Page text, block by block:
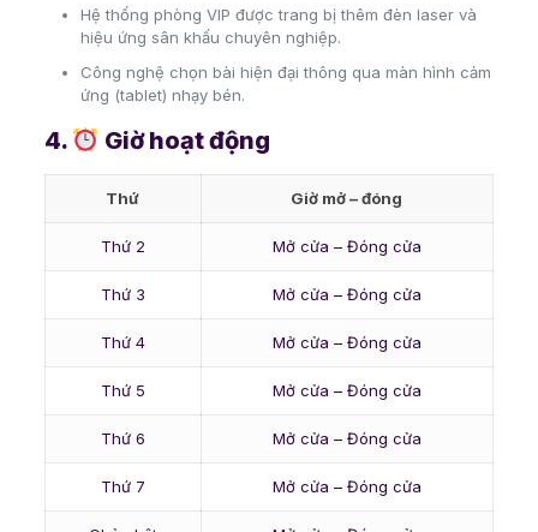
Hệ thống phòng VIP được trang bị thêm đèn laser và
hiệu ứng sân khấu chuyên nghiệp.
Công nghệ chọn bài hiện đại thông qua màn hình cảm
ứng (tablet) nhạy bén.
4. Giờ hoạt động
Thứ Giờ mở – đóng
Thứ 2 Mở cửa – Đóng cửa
Thứ 3 Mở cửa – Đóng cửa
Thứ 4 Mở cửa – Đóng cửa
Thứ 5 Mở cửa – Đóng cửa
Thứ 6 Mở cửa – Đóng cửa
Thứ 7 Mở cửa – Đóng cửa